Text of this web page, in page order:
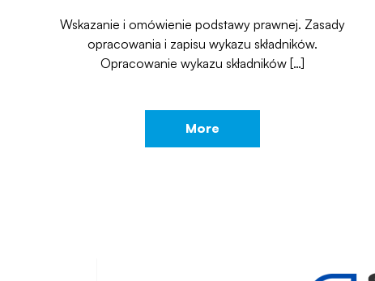
Wskazanie i omówienie podstawy prawnej. Zasady
opracowania i zapisu wykazu składników.
Opracowanie wykazu składników […]
More